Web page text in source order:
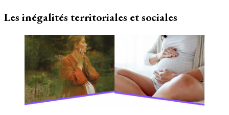
Les inégalités territoriales et sociales